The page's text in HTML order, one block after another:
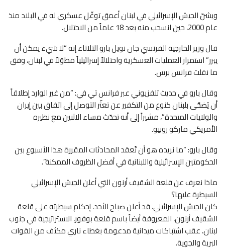
ويشنّ الجيش الإسرائيلي في لبنان أعمق توغّل عسكري له في البلاد منذ
عام 2000، حين انسحب منه بعد 18 عاماً من الاحتلال.
قال وزير الخارجية الفرنسي جان نويل بارو الثلاثاء إنه “لا شيء يمكن أن
يبرر” استمرار العمليات العسكرية واحتلالاً إسرائيلياً مطوّلاً في لبنان، وفق
ما نقلت فرانس برس.
وقال بارو في حديث تلفزيوني عبر فرانس تي في: “من غير الوارد إطلاقاً
أن يُضحَّى بلبنان كنوع من التكفير عن تعثّر التوصل إلى اتفاق بين إيران
والولايات المتحدة”، مشيراً إلى أنه تحدّث مساء الاثنين مع نظيره
الأمريكي ماركو روبيو.
وقال بارو: “ما نريده هو أن تُعقد المحادثات المقررة هذا الأسبوع بين
الحكومتين الإسرائيلية واللبنانية في أفضل الظروف الممكنة”.
ماذا نعرف عن قلعة الشقيف أرنون التي أعلن الجيش الإسرائيلي
السيطرة عليها؟
كان الجيش الإسرائيلي، قد أعلن صباح الأحد، إحكام سيطرته على قلعة
الشقيف أرنون، المعروفة أيضاً باسم قلعة بوفور، الاستراتيجية في جنوب
لبنان، عقب اشتباكات ميدانية مدعومة بغطاء ناري مكثف من القوات
البرية والجوية.